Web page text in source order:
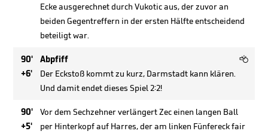
Ecke ausgerechnet durch Vukotic aus, der zuvor an
beiden Gegentreffern in der ersten Hälfte entscheidend
beteiligt war.
90'
+6'
Abpfiff 
Der Eckstoß kommt zu kurz, Darmstadt kann klären.
Und damit endet dieses Spiel 2:2!
90'
+5'
Vor dem Sechzehner verlängert Zec einen langen Ball
per Hinterkopf auf Harres, der am linken Fünfereck fair